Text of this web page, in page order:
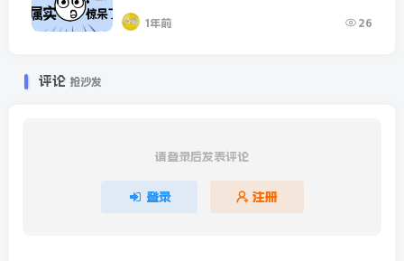
1年前 26
评论 抢沙发
请登录后发表评论
登录 注册